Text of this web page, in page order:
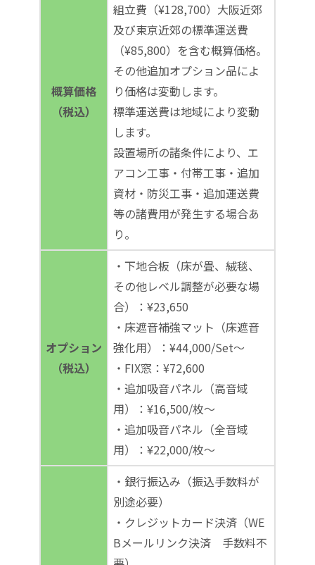
概算価格
（税込）
組立費（¥128,700）大阪近郊
及び東京近郊の標準運送費
（¥85,800）を含む概算価格。
その他追加オプション品によ
り価格は変動します。
標準運送費は地域により変動
します。
設置場所の諸条件により、エ
アコン工事・付帯工事・追加
資材・防災工事・追加運送費
等の諸費用が発生する場合あ
り。
オプション
（税込）
・下地合板（床が畳、絨毯、
その他レベル調整が必要な場
合）：¥23,650
・床遮音補強マット（床遮音
強化用）：¥44,000/Set～
・FIX窓：¥72,600
・追加吸音パネル（高音域
用）：¥16,500/枚～
・追加吸音パネル（全音域
用）：¥22,000/枚～
・銀行振込み（振込手数料が
別途必要）
・クレジットカード決済（WE
Bメールリンク決済 手数料不